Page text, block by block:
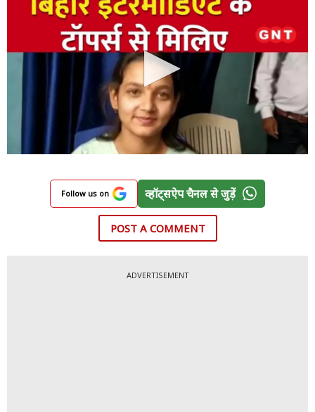
Follow us on व्हॉट्सऐप चैनल से जुड़ें
POST A COMMENT
ADVERTISEMENT